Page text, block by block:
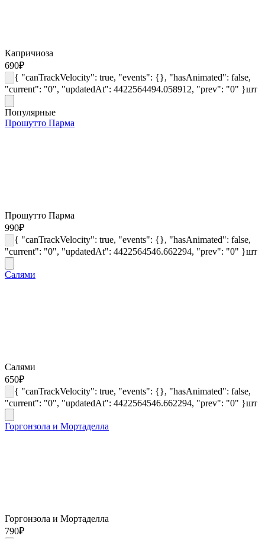
Капричиоза
690₽
{ "canTrackVelocity": true, "events": {}, "hasAnimated": false,
"current": "0", "updatedAt": 4422564494.058912, "prev": "0" }шт
Популярные
Прошутто Парма
Прошутто Парма
990₽
{ "canTrackVelocity": true, "events": {}, "hasAnimated": false,
"current": "0", "updatedAt": 4422564546.662294, "prev": "0" }шт
Салями
Салями
650₽
{ "canTrackVelocity": true, "events": {}, "hasAnimated": false,
"current": "0", "updatedAt": 4422564546.662294, "prev": "0" }шт
Горгонзола и Мортаделла
Горгонзола и Мортаделла
790₽